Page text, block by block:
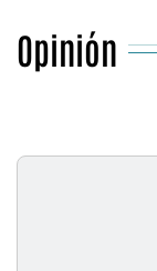
Opinión